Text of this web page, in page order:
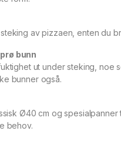
av pizzaen, enten du
bunn
ut under steking, noe
bunner også.
Ø40 cm og
behov.